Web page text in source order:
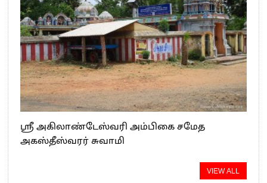
ஸ்ரீ அகிலாண்டேஸ்வரி அம்பிகை சமேத
அகஸ்தீஸ்வரர் சுவாமி
VIEW ALL